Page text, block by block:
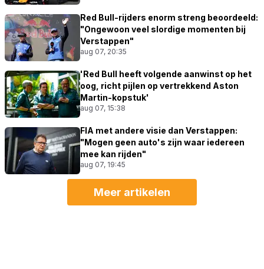
Red Bull-rijders enorm streng beoordeeld:
"Ongewoon veel slordige momenten bij
Verstappen"
aug 07, 20:35
'Red Bull heeft volgende aanwinst op het
oog, richt pijlen op vertrekkend Aston
Martin-kopstuk'
aug 07, 15:38
FIA met andere visie dan Verstappen:
"Mogen geen auto's zijn waar iedereen
mee kan rijden"
aug 07, 19:45
Meer artikelen